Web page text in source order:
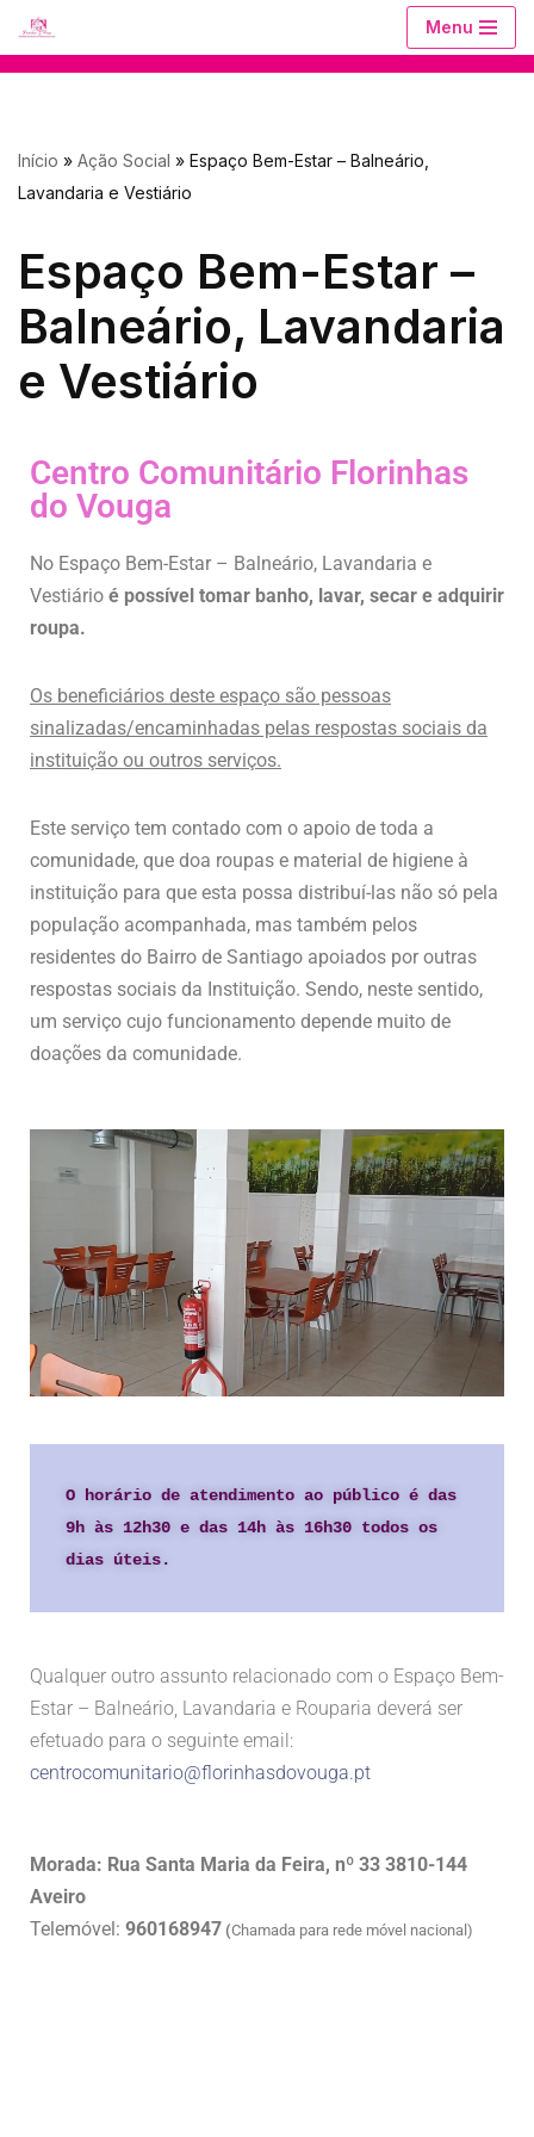
conteúdo
Menu
Início » Ação Social » Espaço Bem-Estar – Balneário,
Lavandaria e Vestiário
Espaço Bem-Estar –
Balneário, Lavandaria
e Vestiário
Centro Comunitário Florinhas
do Vouga
No Espaço Bem-Estar – Balneário, Lavandaria e
Vestiário é possível tomar banho, lavar, secar e adquirir
roupa.
Os beneficiários deste espaço são pessoas
sinalizadas/encaminhadas pelas respostas sociais da
instituição ou outros serviços.
Este serviço tem contado com o apoio de toda a
comunidade, que doa roupas e material de higiene à
instituição para que esta possa distribuí-las não só pela
população acompanhada, mas também pelos
residentes do Bairro de Santiago apoiados por outras
respostas sociais da Instituição. Sendo, neste sentido,
um serviço cujo funcionamento depende muito de
doações da comunidade.
O horário de atendimento ao público é das
9h às 12h30 e das 14h às 16h30 todos os
dias úteis.
Qualquer outro assunto relacionado com o Espaço Bem-
Estar – Balneário, Lavandaria e Rouparia deverá ser
efetuado para o seguinte email:
centrocomunitario@florinhasdovouga.pt
Morada: Rua Santa Maria da Feira, nº 33 3810-144
Aveiro
Telemóvel: 960168947 (Chamada para rede móvel nacional)